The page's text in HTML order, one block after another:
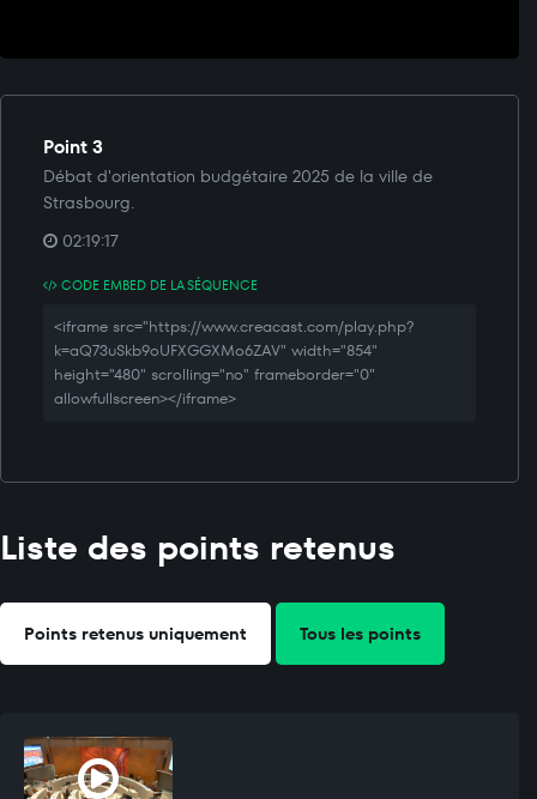
Point 3
Débat d'orientation budgétaire 2025 de la ville de
Strasbourg.
02:19:17
CODE EMBED DE LA SÉQUENCE
<iframe src="https://www.creacast.com/play.php?
k=aQ73uSkb9oUFXGGXMo6ZAV" width="854"
height="480" scrolling="no" frameborder="0"
allowfullscreen></iframe>
Liste des points retenus
Points retenus uniquement Tous les points